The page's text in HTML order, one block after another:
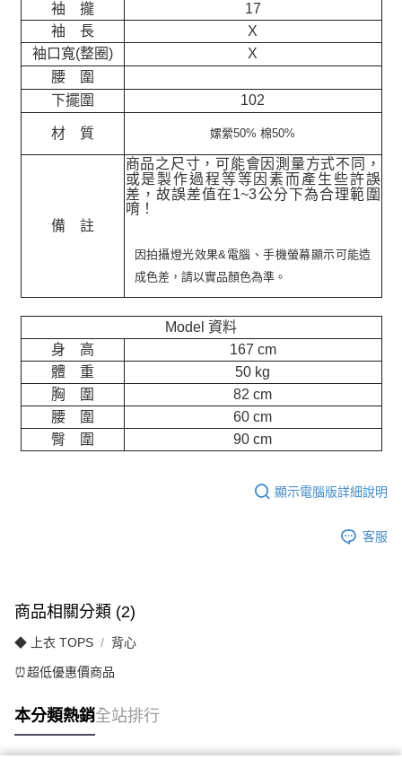
袖 攏
17
袖 長
X
袖口寬(整圈)
X
腰 圍
下擺圍
102
材 質 嫘縈50% 棉50%
備 註
商品之尺寸，可能會因測量方式不同，
或是製作過程等等因素而產生些許誤
差，故誤差值在1~3公分下為合理範圍
唷！
因拍攝燈光效果&電腦、手機螢幕顯示可能造
成色差，請以實品顏色為準。
Model 資料
身 高
167 cm
體 重
50 kg
胸 圍
82 cm
腰 圍
60 cm
臀 圍
90 cm
顯示電腦版詳細說明
客服
商品相關分類 (2)
◆ 上衣 TOPS 背心
⏰超低優惠價商品
本分類熱銷全站排行